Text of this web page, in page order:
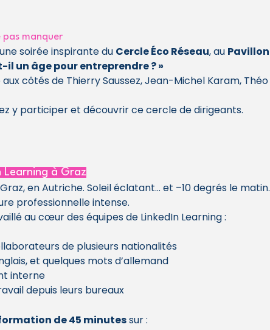
pas manquer
soirée inspirante du Cercle Éco Réseau, au Pavillon
il un âge pour entreprendre ? »
côtés de Thierry Saussez, Jean-Michel Karam, Théo
y participer et découvrir ce cercle de dirigeants.
Learning à Graz
en Autriche. Soleil éclatant… et –10 degrés le matin.
professionnelle intense.
au cœur des équipes de LinkedIn Learning :
de plusieurs nationalités
et quelques mots d’allemand
interne
depuis leurs bureaux
de 45 minutes sur :